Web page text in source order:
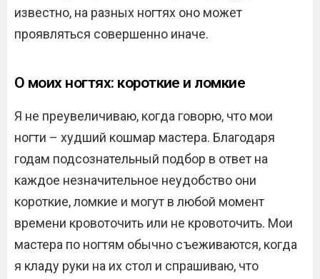
известно, на разных ногтях оно может
проявляться совершенно иначе.
О моих ногтях: короткие и ломкие
Я не преувеличиваю, когда говорю, что мои
ногти – худший кошмар мастера. Благодаря
годам подсознательный подбор в ответ на
каждое незначительное неудобство они
короткие, ломкие и могут в любой момент
времени кровоточить или не кровоточить. Мои
мастера по ногтям обычно съеживаются, когда
я кладу руки на их стол и спрашиваю, что